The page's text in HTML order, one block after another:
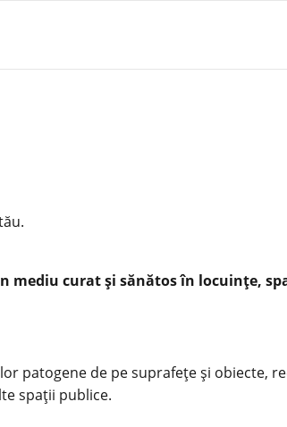
mediu curat și sănătos în locuințe,
patogene de pe suprafețe și obiecte,
spații publice.